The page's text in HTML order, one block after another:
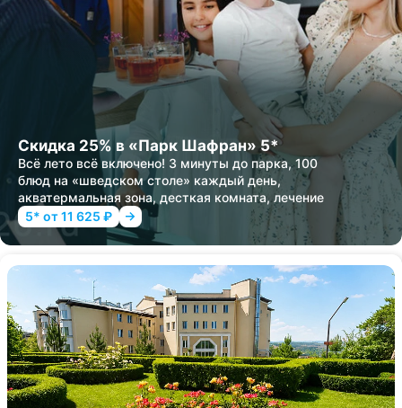
Скидка 25% в «Парк Шафран» 5*
Всё лето всё включено! 3 минуты до парка, 100
блюд на «шведском столе» каждый день,
акватермальная зона, десткая комната, лечение
5* от 11 625 ₽